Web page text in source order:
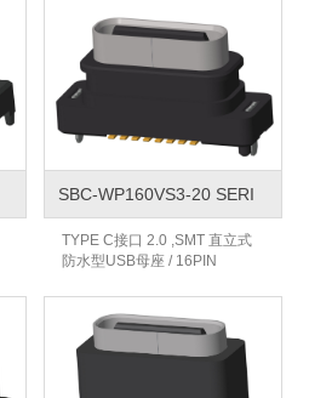
SBC-WP160VS3-20 SERI
TYPE C接口 2.0 ,SMT 直立式
防水型USB母座 / 16PIN